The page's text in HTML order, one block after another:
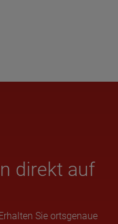
direkt auf
Sie ortsgenaue